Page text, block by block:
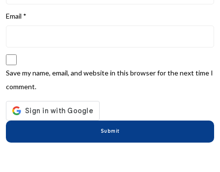
Email *
Save my name, email, and website in this browser for the next time I
comment.